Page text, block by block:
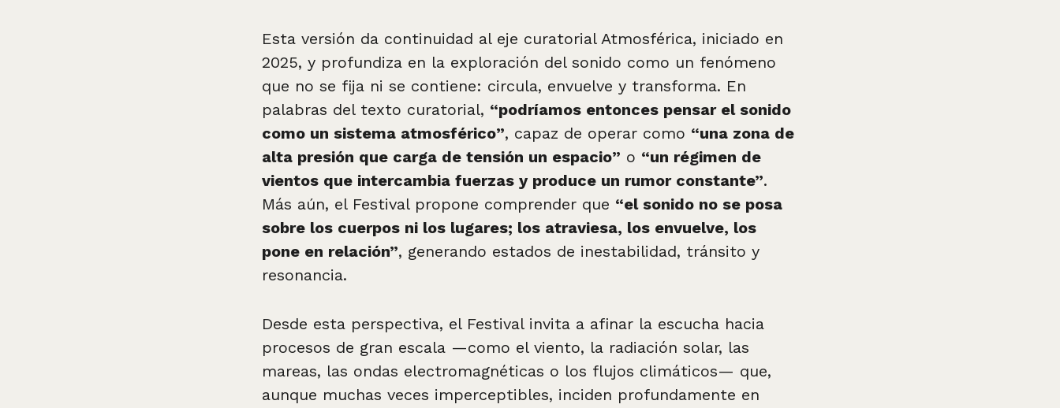
Esta versión da continuidad al eje curatorial Atmosférica, iniciado en
2025, y profundiza en la exploración del sonido como un fenómeno
que no se fija ni se contiene: circula, envuelve y transforma. En
palabras del texto curatorial, “podríamos entonces pensar el sonido
como un sistema atmosférico”, capaz de operar como “una zona de
alta presión que carga de tensión un espacio” o “un régimen de
vientos que intercambia fuerzas y produce un rumor constante”.
Más aún, el Festival propone comprender que “el sonido no se posa
sobre los cuerpos ni los lugares; los atraviesa, los envuelve, los
pone en relación”, generando estados de inestabilidad, tránsito y
resonancia.
Desde esta perspectiva, el Festival invita a afinar la escucha hacia
procesos de gran escala —como el viento, la radiación solar, las
mareas, las ondas electromagnéticas o los flujos climáticos— que,
aunque muchas veces imperceptibles, inciden profundamente en